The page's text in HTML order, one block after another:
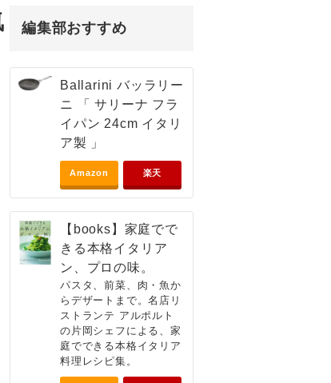
編集部おすすめ
Ballarini バッラリー
ニ 「 サリーナ フラ
イパン 24cm イタリ
ア製 」
Amazon 楽天
【books】家庭でで
きる本格イタリア
ン、プロの味。
パスタ、前菜、肉・魚か
らデザートまで。名店リ
ストランテ アルポルト
の片岡シェフによる、家
庭でできる本格イタリア
料理レシピ集。